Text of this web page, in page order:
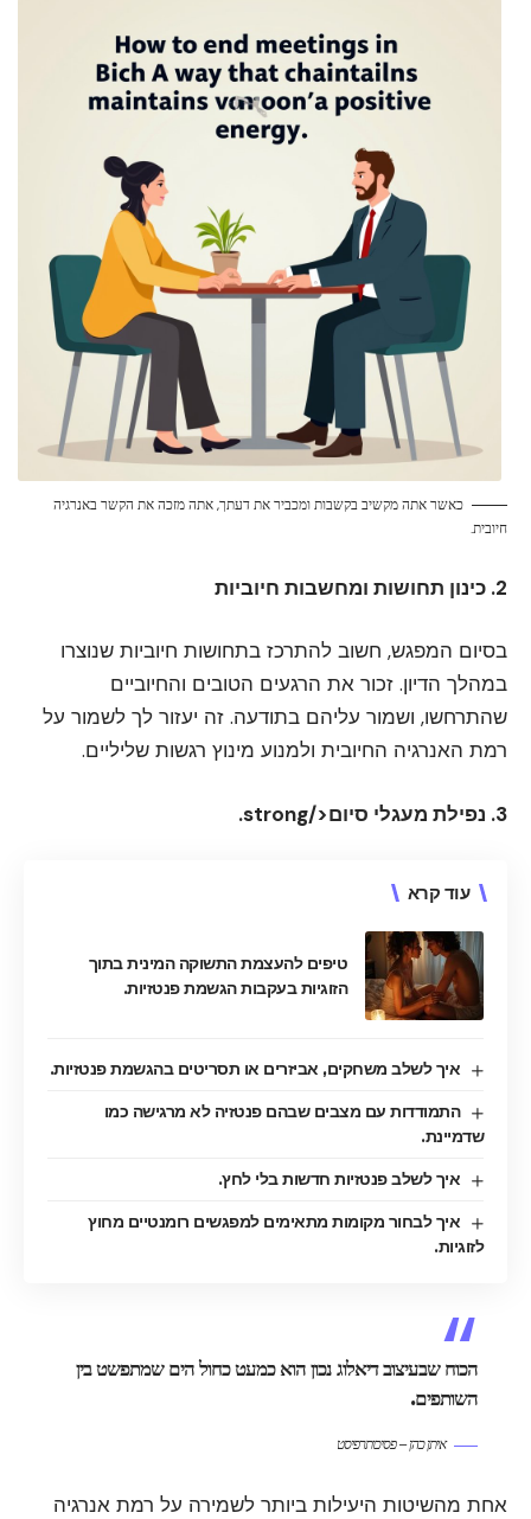
כאשר אתה מקשיב בקשבות ומכביר את דעתך, אתה מזכה את הקשר באנרגיה
חיובית.
2. כינון תחושות ומחשבות חיוביות
בסיום המפגש, חשוב להתרכז בתחושות חיוביות שנוצרו
במהלך הדיון. זכור את הרגעים הטובים והחיוביים
שהתרחשו, ושמור עליהם בתודעה. זה יעזור לך לשמור על
רמת האנרגיה החיובית ולמנוע מינוץ רגשות שליליים.
3. נפילת מעגלי סיום</strong.
עוד קרא
טיפים להעצמת התשוקה המינית בתוך
הזוגיות בעקבות הגשמת פנטזיות.
איך לשלב משחקים, אביזרים או תסריטים בהגשמת פנטזיות.
התמודדות עם מצבים שבהם פנטזיה לא מרגישה כמו
שדמיינת.
איך לשלב פנטזיות חדשות בלי לחץ.
איך לבחור מקומות מתאימים למפגשים רומנטיים מחוץ
לזוגיות.
הכוח שבעיצוב דיאלוג נכון הוא כמעט כחול הים שמתפשט בין
השותפים.
איתן כהן – פסיכותרפיסט
אחת מהשיטות היעילות ביותר לשמירה על רמת אנרגיה